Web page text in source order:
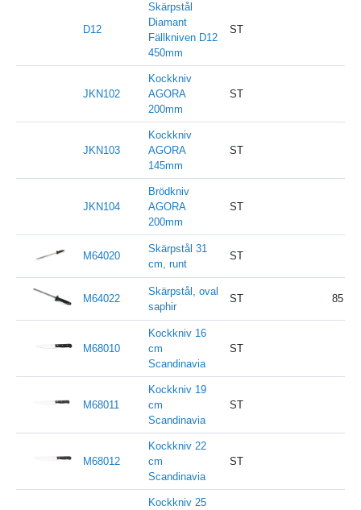
D12
Skärpstål
Diamant
Fällkniven D12
450mm
ST
JKN102
Kockkniv
AGORA
200mm
ST
JKN103
Kockkniv
AGORA
145mm
ST
JKN104
Brödkniv
AGORA
200mm
ST
M64020
Skärpstål 31
cm, runt
ST
M64022
Skärpstål, oval
saphir
ST 85
M68010
Kockkniv 16
cm
Scandinavia
ST
M68011
Kockkniv 19
cm
Scandinavia
ST
M68012
Kockkniv 22
cm
Scandinavia
ST
Kockkniv 25